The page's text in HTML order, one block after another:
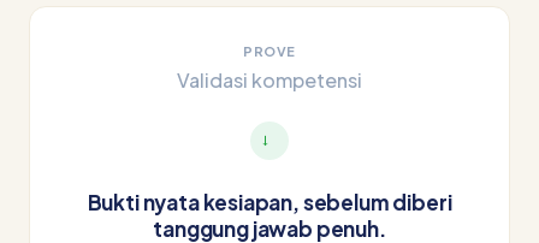
PROVE
Validasi kompetensi
→
Bukti nyata kesiapan, sebelum diberi
tanggung jawab penuh.